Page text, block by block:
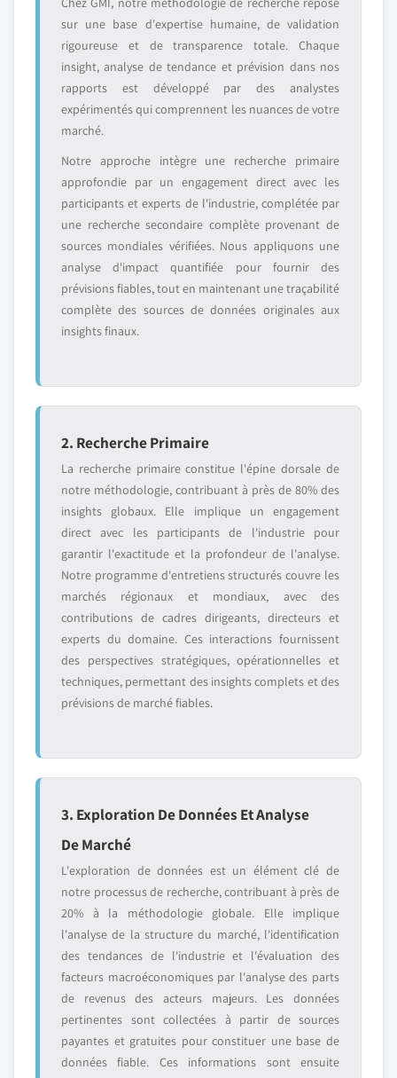
sur une base d'expertise humaine, de validation
rigoureuse et de transparence totale. Chaque
insight, analyse de tendance et prévision dans nos
rapports est développé par des analystes
expérimentés qui comprennent les nuances de votre
marché.
Notre approche intègre une recherche primaire
approfondie par un engagement direct avec les
participants et experts de l'industrie, complétée par
une recherche secondaire complète provenant de
sources mondiales vérifiées. Nous appliquons une
analyse d'impact quantifiée pour fournir des
prévisions fiables, tout en maintenant une traçabilité
complète des sources de données originales aux
insights finaux.
2. Recherche Primaire
La recherche primaire constitue l'épine dorsale de
notre méthodologie, contribuant à près de 80% des
insights globaux. Elle implique un engagement
direct avec les participants de l'industrie pour
garantir l'exactitude et la profondeur de l'analyse.
Notre programme d'entretiens structurés couvre les
marchés régionaux et mondiaux, avec des
contributions de cadres dirigeants, directeurs et
experts du domaine. Ces interactions fournissent
des perspectives stratégiques, opérationnelles et
techniques, permettant des insights complets et des
prévisions de marché fiables.
3. Exploration De Données Et Analyse
De Marché
L'exploration de données est un élément clé de
notre processus de recherche, contribuant à près de
20% à la méthodologie globale. Elle implique
l'analyse de la structure du marché, l'identification
des tendances de l'industrie et l'évaluation des
facteurs macroéconomiques par l'analyse des parts
de revenus des acteurs majeurs. Les données
pertinentes sont collectées à partir de sources
payantes et gratuites pour constituer une base de
données fiable. Ces informations sont ensuite